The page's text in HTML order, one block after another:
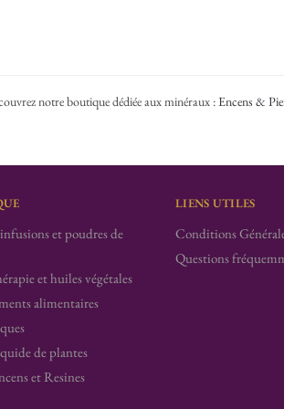
notre boutique dédiée aux minéraux :Encens &
et poudres de
et huiles végétales
alimentaires
de plantes
et Resines
LIENS UTILES
Conditions
Questions